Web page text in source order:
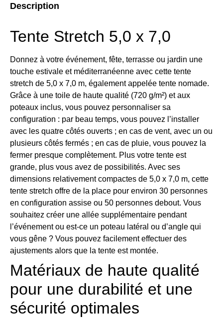
Description
Tente Stretch 5,0 x 7,0
Donnez à votre événement, fête, terrasse ou jardin une
touche estivale et méditerranéenne avec cette tente
stretch de 5,0 x 7,0 m, également appelée tente nomade.
Grâce à une toile de haute qualité (720 g/m²) et aux
poteaux inclus, vous pouvez personnaliser sa
configuration : par beau temps, vous pouvez l’installer
avec les quatre côtés ouverts ; en cas de vent, avec un ou
plusieurs côtés fermés ; en cas de pluie, vous pouvez la
fermer presque complètement. Plus votre tente est
grande, plus vous avez de possibilités. Avec ses
dimensions relativement compactes de 5,0 x 7,0 m, cette
tente stretch offre de la place pour environ 30 personnes
en configuration assise ou 50 personnes debout. Vous
souhaitez créer une allée supplémentaire pendant
l’événement ou est-ce un poteau latéral ou d’angle qui
vous gêne ? Vous pouvez facilement effectuer des
ajustements alors que la tente est montée.
Matériaux de haute qualité
pour une durabilité et une
sécurité optimales